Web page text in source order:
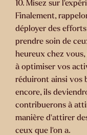
10. Misez sur
Finalement,
déployer des
prendre soin de
heureux chez
à optimiser vos
réduiront ainsi vos
encore, ils
contribuerons à
manière d’attirer
ceux que l’on a.